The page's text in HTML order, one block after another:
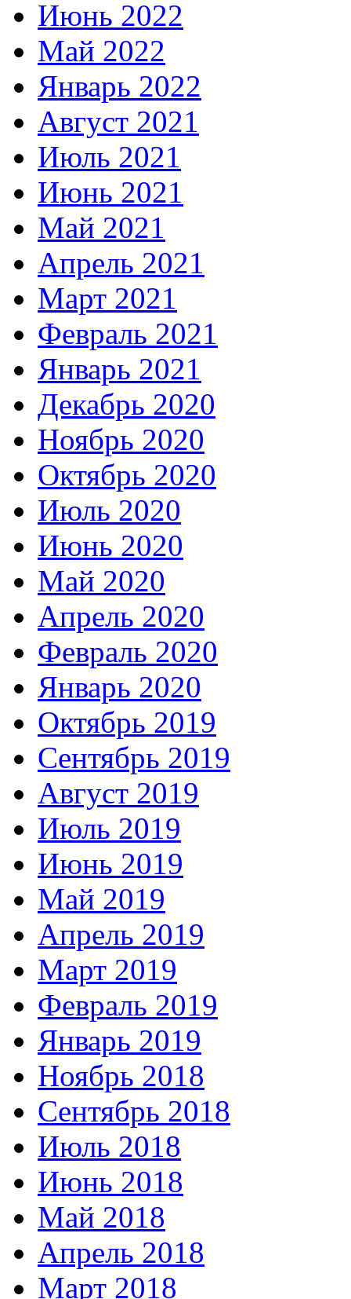
Июнь 2022
Май 2022
Январь 2022
Август 2021
Июль 2021
Июнь 2021
Май 2021
Апрель 2021
Март 2021
Февраль 2021
Январь 2021
Декабрь 2020
Ноябрь 2020
Октябрь 2020
Июль 2020
Июнь 2020
Май 2020
Апрель 2020
Февраль 2020
Январь 2020
Октябрь 2019
Сентябрь 2019
Август 2019
Июль 2019
Июнь 2019
Май 2019
Апрель 2019
Март 2019
Февраль 2019
Январь 2019
Ноябрь 2018
Сентябрь 2018
Июль 2018
Июнь 2018
Май 2018
Апрель 2018
Март 2018